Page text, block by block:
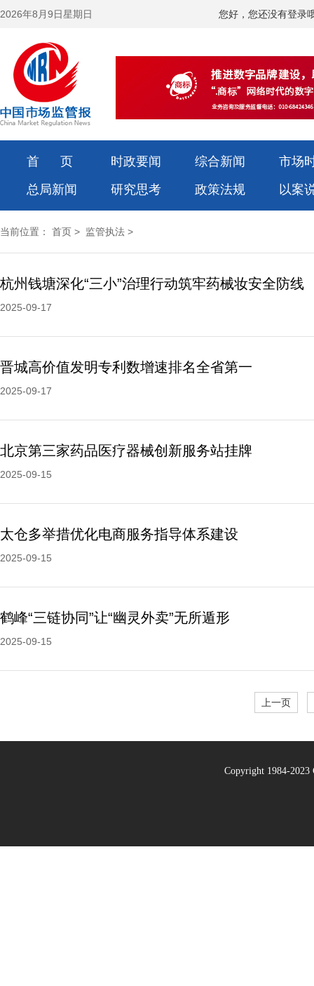
2026年8月9日星期日 您好，您还没有登录
首 页 时政要闻 综合新闻
市场
总局新闻
研究思考 政策法规 以案
当前位置： 首页 > 监管执法 >
杭州钱塘深化“三小”治理行动筑牢药械妆安全防线
2025-09-17
晋城高价值发明专利数增速排名全省第一
2025-09-17
北京第三家药品医疗器械创新服务站挂牌
2025-09-15
太仓多举措优化电商服务指导体系建设
2025-09-15
鹤峰“三链协同”让“幽灵外卖”无所遁形
2025-09-15
上一页
Copyright 1984-